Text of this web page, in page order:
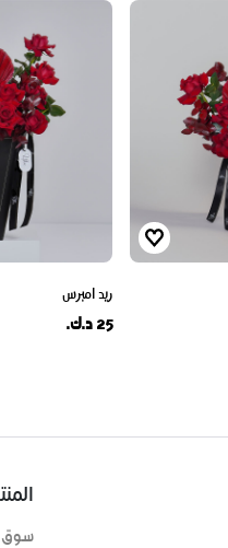
ريد امبرس
25 د.ك.
سوق